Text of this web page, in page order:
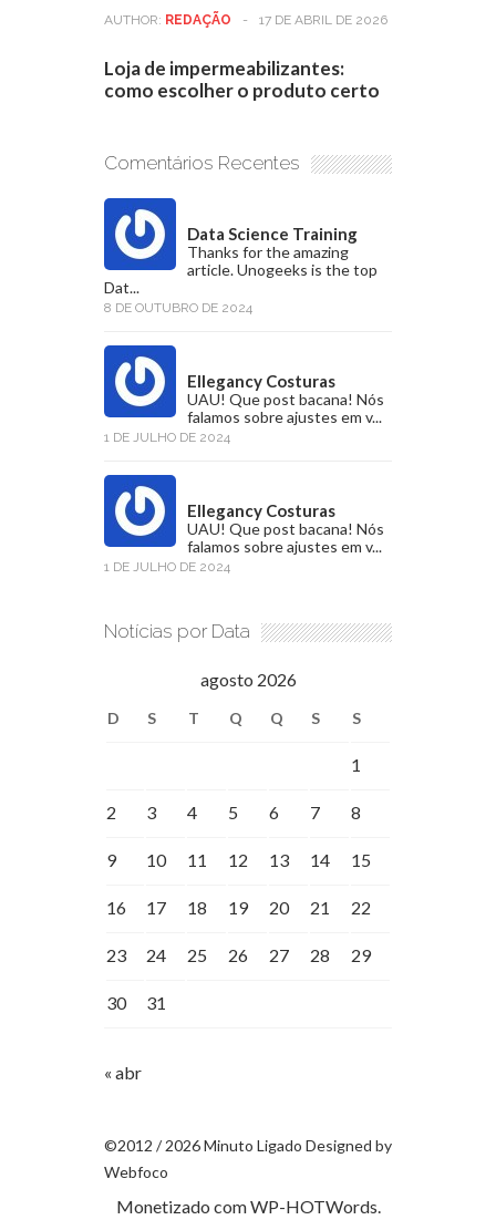
AUTHOR: REDAÇÃO - 17 DE ABRIL DE 2026
Loja de impermeabilizantes:
como escolher o produto certo
Comentários Recentes
Data Science Training
Thanks for the amazing
article. Unogeeks is the top
Dat...
8 DE OUTUBRO DE 2024
Ellegancy Costuras
UAU! Que post bacana! Nós
falamos sobre ajustes em v...
1 DE JULHO DE 2024
Ellegancy Costuras
UAU! Que post bacana! Nós
falamos sobre ajustes em v...
1 DE JULHO DE 2024
Notícias por Data
agosto 2026
D S T Q Q S S
1
2 3 4 5 6 7 8
9 10 11 12 13 14 15
16 17 18 19 20 21 22
23 24 25 26 27 28 29
30 31
« abr
©2012 / 2026 Minuto Ligado Designed by
Webfoco
Monetizado comWP-HOTWords.